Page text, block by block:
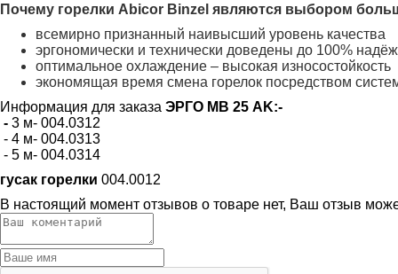
Почему горелки Abicor Binzel являются выбором
всемирно признанный наивысший уровень качества
эргономически и технически доведены до 100%
оптимальное охлаждение – высокая износостойкость
экономящая время смена горелок посредством
Информация для заказа ЭРГО МВ 25 AK:-
- 3 м- 004.0312
- 4 м- 004.0313
- 5 м- 004.0314
гусак горелки 004.0012
В настоящий момент отзывов о товаре нет, Ваш отзыв